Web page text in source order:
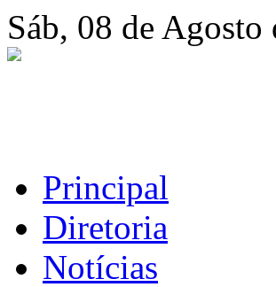
Sáb, 08 de Agosto
Principal
Diretoria
Notícias